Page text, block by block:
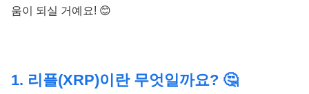
움이 되실 거예요! 😊
1. 리플(XRP)이란 무엇일까요? 🤔